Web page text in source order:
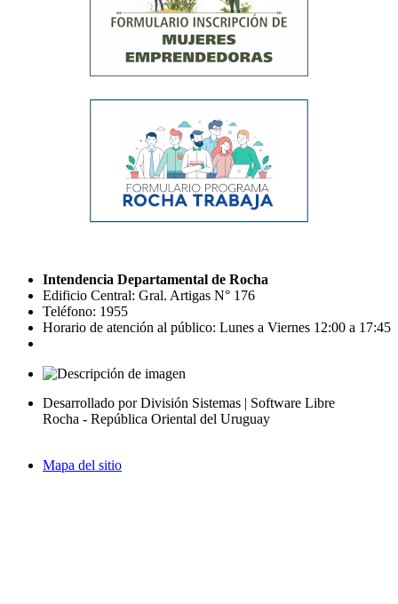
Intendencia Departamental de Rocha
Edificio Central: Gral. Artigas N° 176
Teléfono: 1955
Horario de atención al público: Lunes a Viernes 12:00 a 17:45
Desarrollado por División Sistemas | Software Libre
Rocha - República Oriental del Uruguay
Mapa del sitio